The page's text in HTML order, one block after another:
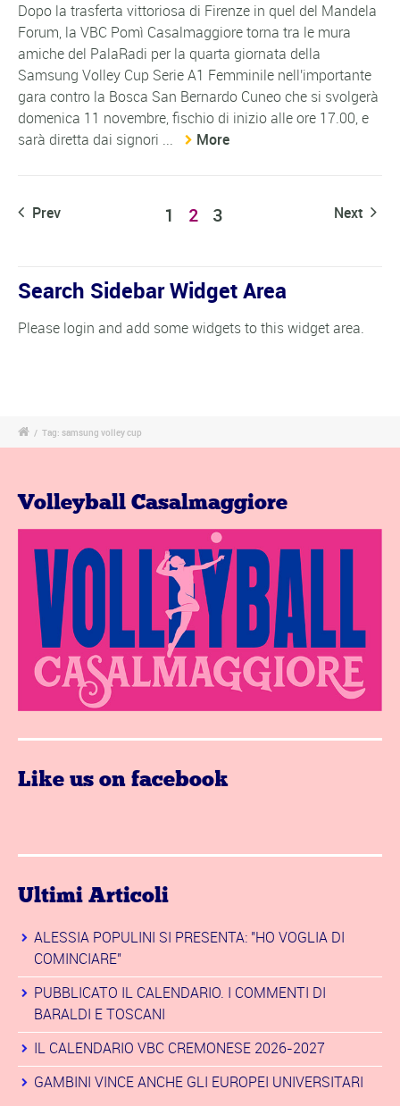
Dopo la trasferta vittoriosa di Firenze in quel del Mandela
Forum, la VBC Pomì Casalmaggiore torna tra le mura
amiche del PalaRadi per la quarta giornata della
Samsung Volley Cup Serie A1 Femminile nell'importante
gara contro la Bosca San Bernardo Cuneo che si svolgerà
domenica 11 novembre, fischio di inizio alle ore 17.00, e
sarà diretta dai signori ...
More
Prev 1 2 3 Next
Search Sidebar Widget Area
Please login and add some widgets to this widget area.
/ Tag: samsung volley cup
Volleyball Casalmaggiore
Like us on facebook
Ultimi Articoli
ALESSIA POPULINI SI PRESENTA: "HO VOGLIA DI
COMINCIARE"
PUBBLICATO IL CALENDARIO. I COMMENTI DI
BARALDI E TOSCANI
IL CALENDARIO VBC CREMONESE 2026-2027
GAMBINI VINCE ANCHE GLI EUROPEI UNIVERSITARI